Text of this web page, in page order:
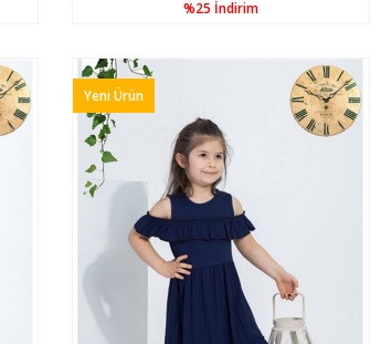
%25 İndirim
Yeni Ürün